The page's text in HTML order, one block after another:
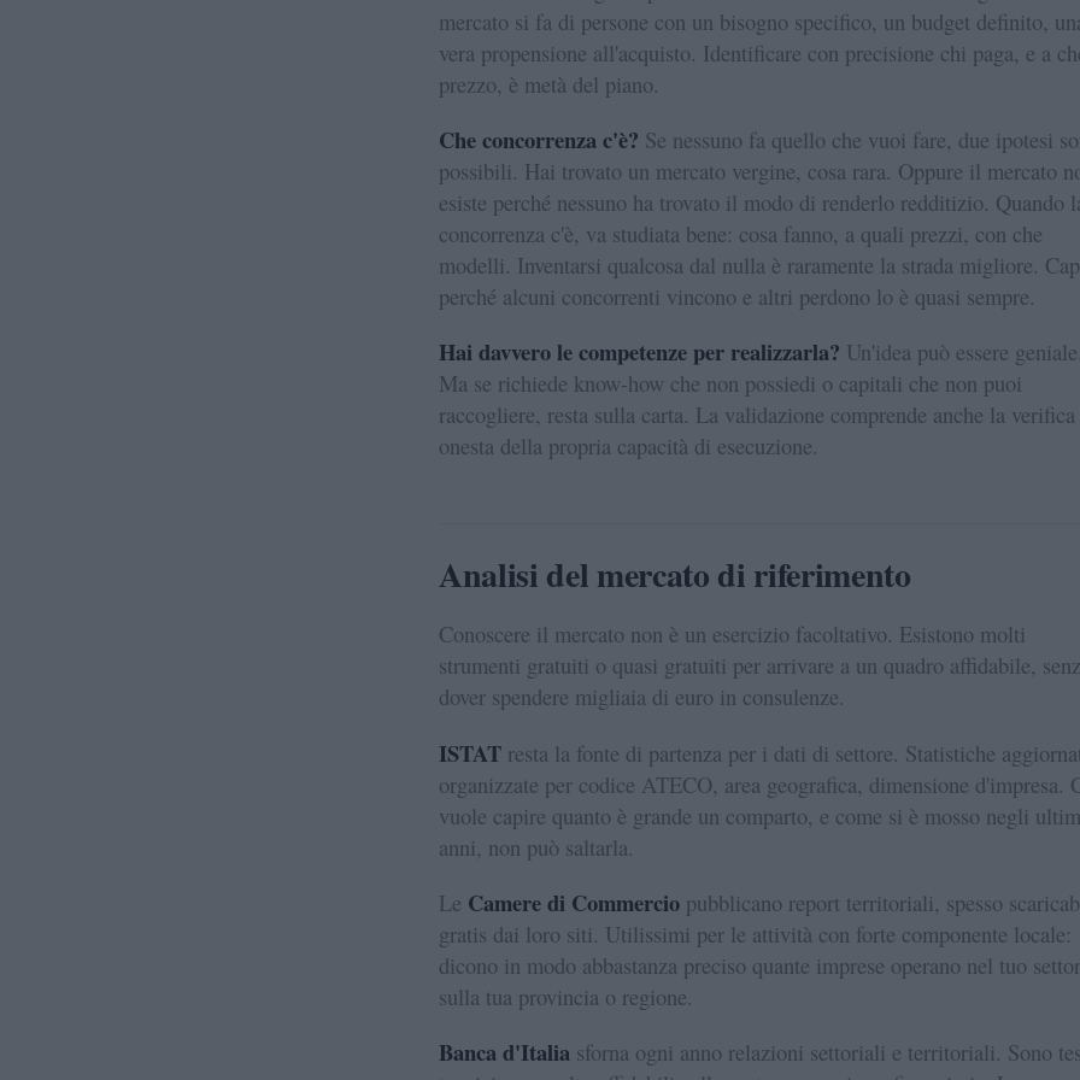
mercato si fa di persone con un bisogno specifico, un budget definito,
vera propensione all'acquisto. Identificare con precisione chi paga, e a
prezzo, è metà del piano.
Che concorrenza c'è? Se nessuno fa quello che vuoi fare, due ipotesi
possibili. Hai trovato un mercato vergine, cosa rara. Oppure il mercato
esiste perché nessuno ha trovato il modo di renderlo redditizio. Quando
concorrenza c'è, va studiata bene: cosa fanno, a quali prezzi, con che
modelli. Inventarsi qualcosa dal nulla è raramente la strada migliore.
perché alcuni concorrenti vincono e altri perdono lo è quasi sempre.
Hai davvero le competenze per realizzarla? Un'idea può essere geniale.
Ma se richiede know-how che non possiedi o capitali che non puoi
raccogliere, resta sulla carta. La validazione comprende anche la verifica
onesta della propria capacità di esecuzione.
Analisi del mercato di riferimento
Conoscere il mercato non è un esercizio facoltativo. Esistono molti
strumenti gratuiti o quasi gratuiti per arrivare a un quadro affidabile,
dover spendere migliaia di euro in consulenze.
ISTAT resta la fonte di partenza per i dati di settore. Statistiche
organizzate per codice ATECO, area geografica, dimensione d'impresa.
vuole capire quanto è grande un comparto, e come si è mosso negli
anni, non può saltarla.
Le Camere di Commercio pubblicano report territoriali, spesso
gratis dai loro siti. Utilissimi per le attività con forte componente locale:
dicono in modo abbastanza preciso quante imprese operano nel tuo
sulla tua provincia o regione.
Banca d'Italia sforna ogni anno relazioni settoriali e territoriali. Sono